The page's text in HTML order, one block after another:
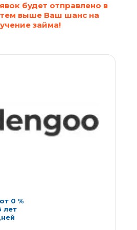
будет отправлено в
выше Ваш шанс на
займа!
0 %
лет